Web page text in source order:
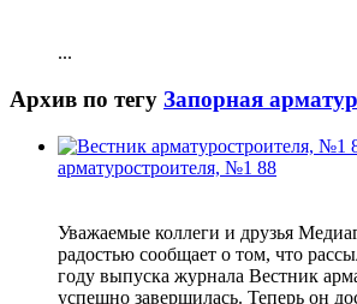
...
Архив по тегу Запорная
арматуростроителя, №1 88
Уважаемые коллеги и друзья
радостью сообщает о том, что
году выпуска журнала Вестник
успешно завершилась. Теперь он